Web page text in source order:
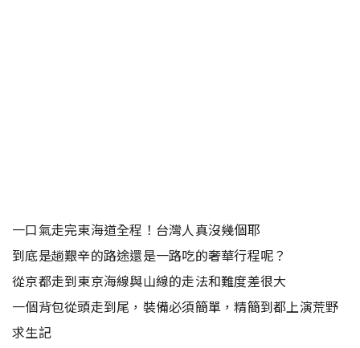
一口氣走完東海道全程！台灣人真沒幾個耶
到底是趟艱辛的路途還是一路吃的奢華行程呢？
從京都走到東京海線與山線的走法和難度差很大
一個背包從頭走到尾，裝備必須簡單，精簡到都上演荒野
求生記